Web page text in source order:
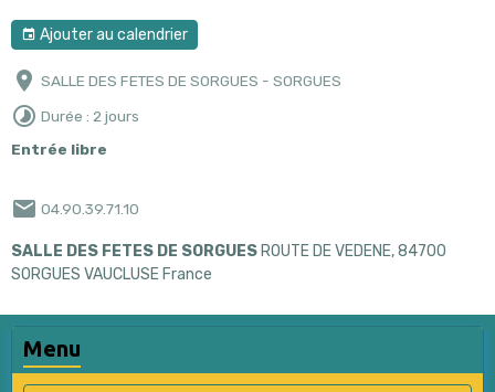
Ajouter au calendrier
SALLE DES FETES DE SORGUES - SORGUES
Durée : 2 jours
Entrée libre
04.90.39.71.10
SALLE DES FETES DE SORGUES ROUTE DE VEDENE, 84700
SORGUES VAUCLUSE France
Menu